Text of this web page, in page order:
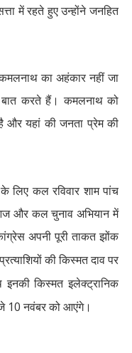
में रहते हुए उन्होंने जनहित
का अहंकार नहीं जा
बात करते हैं। कमलनाथ को
और यहां की जनता प्रेम की
लिए कल रविवार शाम पांच
और कल चुनाव अभियान में
अपनी पूरी ताकत झोंक
की किस्मत दाव पर
किस्मत इलेक्ट्रानिक
10 नवंबर को आएंगे।